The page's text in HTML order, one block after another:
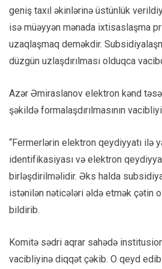
geniş taxıl əkinlərinə üstünlük
isə müəyyən mənada ixtisaslaşma
uzaqlaşmaq deməkdir.
düzgün uzlaşdırılması olduqca
Azər Əmiraslanov elektron kənd
şəkildə formalaşdırılmasının
“Fermerlərin elektron qeydiyyatı ilə
identifikasiyası və elektron
birləşdirilməlidir. Əks halda
istənilən nəticələri əldə etmək çətin
bildirib.
Komitə sədri aqrar sahədə
vacibliyinə diqqət çəkib. O qeyd